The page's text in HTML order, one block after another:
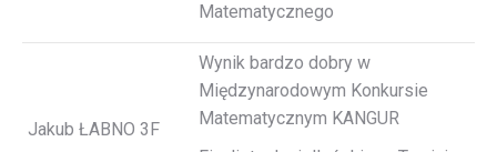
Matematycznego
Jakub ŁABNO 3F
Wynik bardzo dobry w
Międzynarodowym Konkursie
Matematycznym KANGUR